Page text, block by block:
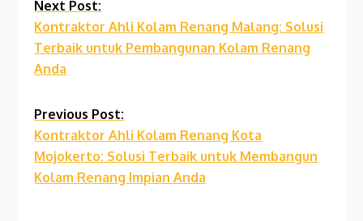
Continue
Reading
Next Post:
Kontraktor Ahli Kolam Renang Malang: Solusi
Terbaik untuk Pembangunan Kolam Renang
Anda
Previous Post:
Kontraktor Ahli Kolam Renang Kota
Mojokerto: Solusi Terbaik untuk Membangun
Kolam Renang Impian Anda